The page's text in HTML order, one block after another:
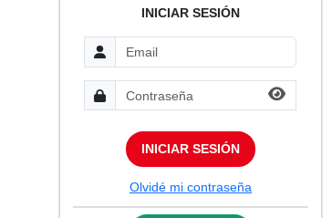
INICIAR SESIÓN
INICIAR SESIÓN
Olvidé mi contraseña